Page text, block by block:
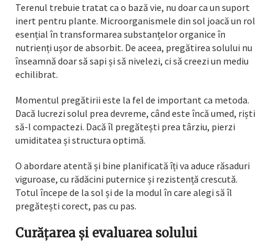
Terenul trebuie tratat ca o bază vie, nu doar ca un suport
inert pentru plante. Microorganismele din sol joacă un rol
esențial în transformarea substanțelor organice în
nutrienți ușor de absorbit. De aceea, pregătirea solului nu
înseamnă doar să sapi și să nivelezi, ci să creezi un mediu
echilibrat.
Momentul pregătirii este la fel de important ca metoda.
Dacă lucrezi solul prea devreme, când este încă umed, riști
să-l compactezi. Dacă îl pregătești prea târziu, pierzi
umiditatea și structura optimă.
O abordare atentă și bine planificată îți va aduce răsaduri
viguroase, cu rădăcini puternice și rezistență crescută.
Totul începe de la sol și de la modul în care alegi să îl
pregătești corect, pas cu pas.
Curățarea și evaluarea solului